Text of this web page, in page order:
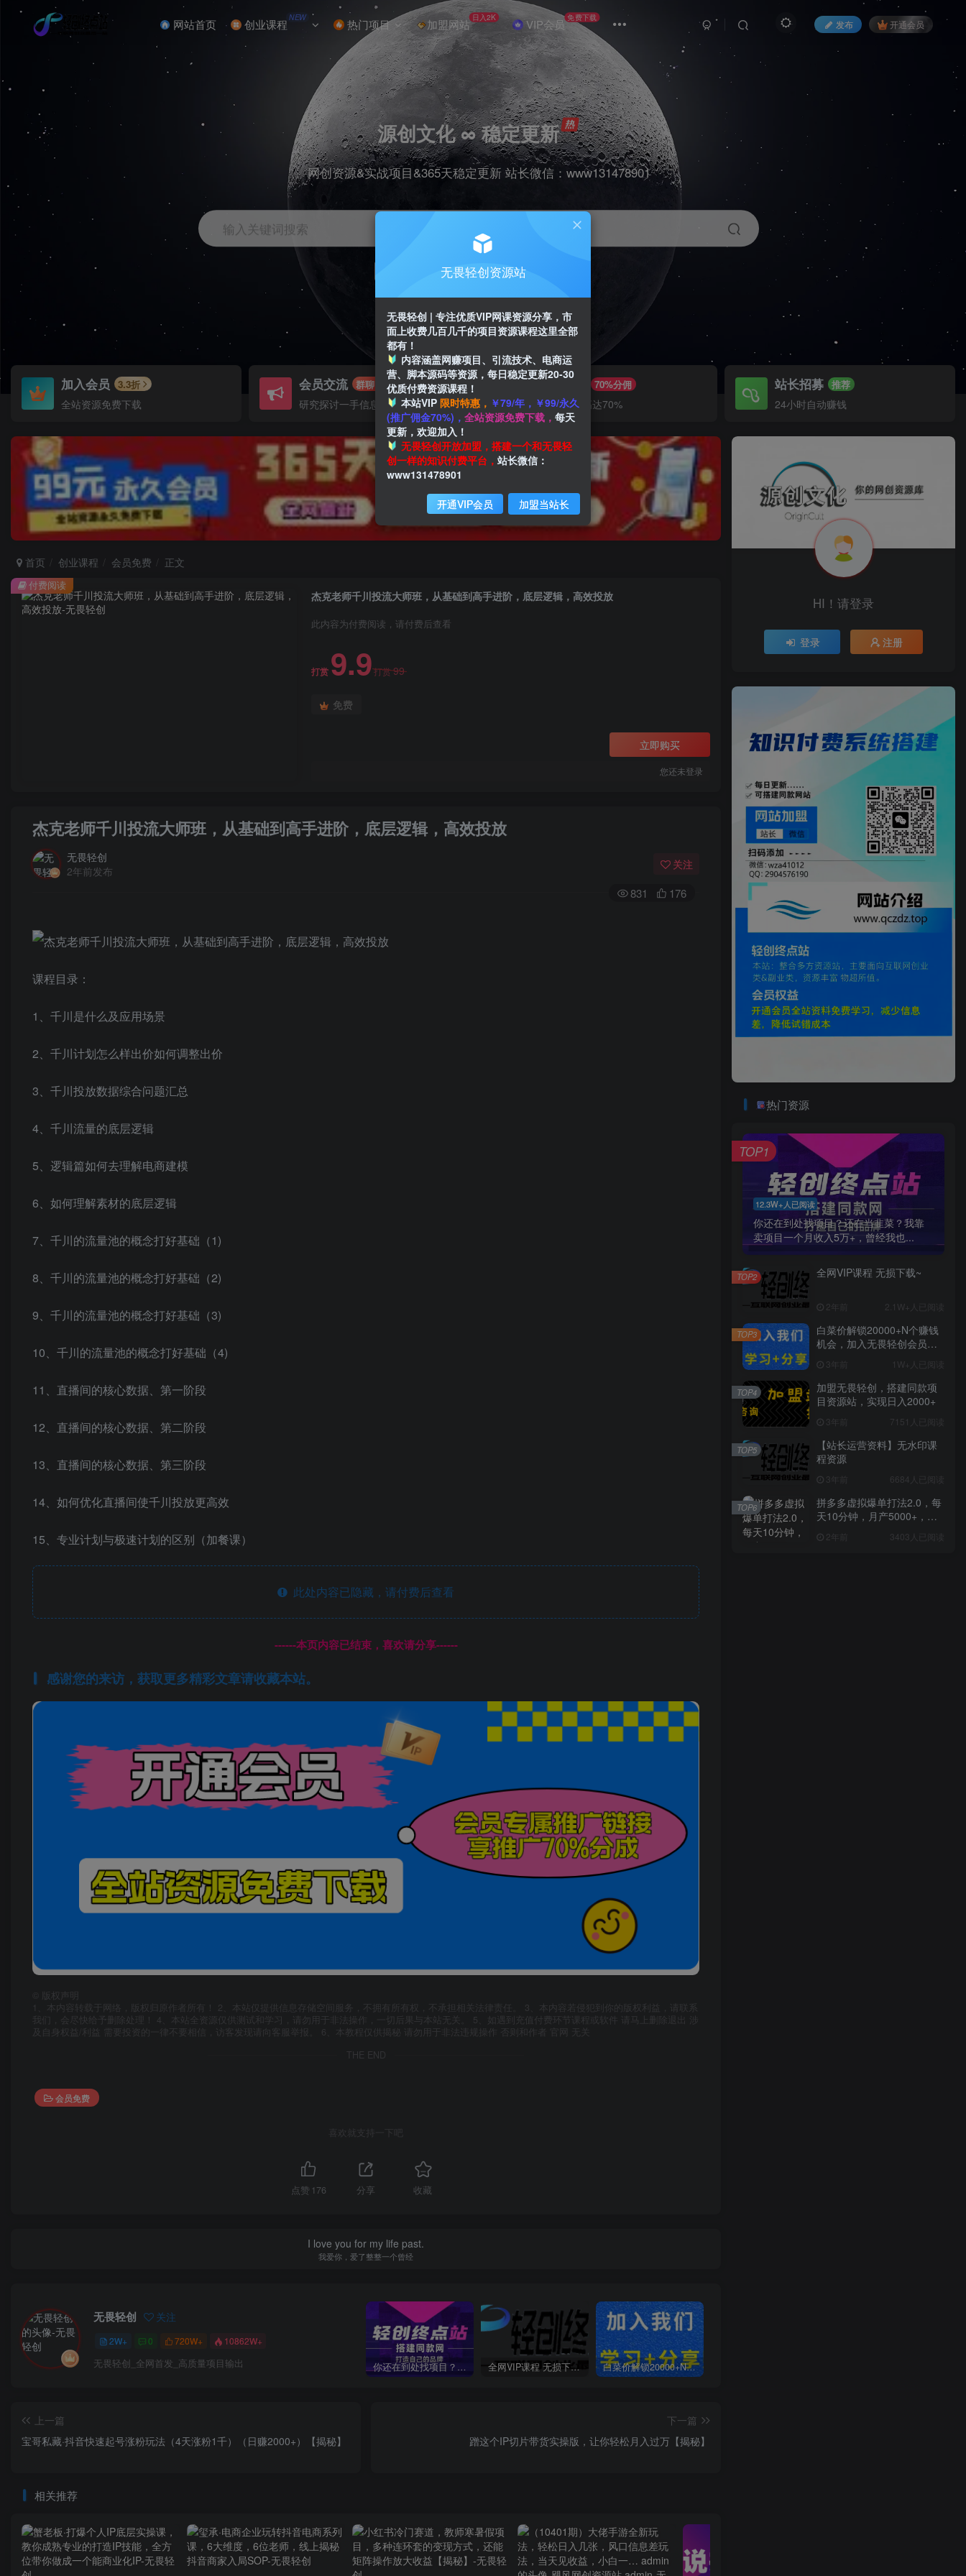
网站首页 创业课程 NEW 热门项目 加盟网站 日入2K VIP会员 免费下载
发布 开通会员
源创文化 ∞ 稳定更新
网创资源&实战项目&365天稳定更新 站长微信：www131478901
输入关键词搜索
引流 剪辑 短视频
加入会员 3.3折
全站资源免费下载
会员交流 群聊
研究探讨一手信息差
推广赚钱 70%分佣
推广返佣高达70%
站长招募 推荐
24小时自动赚钱
首页 创业课程 会员免费 正文
杰克老师千川投流大师班，从基础到高手进阶，底层逻辑，高效投放
此内容为付费阅读，请付费后查看
打赏 9.9打赏99
免费
立即购买
您还未登录
付费阅读
杰克老师千川投流大师班，从基础到高手进阶，底层逻辑，高效投放
无畏轻创
2年前发布
关注
831 176
课程目录：
1、千川是什么及应用场景
2、千川计划怎么样出价如何调整出价
3、千川投放数据综合问题汇总
4、千川流量的底层逻辑
5、逻辑篇如何去理解电商建模
6、如何理解素材的底层逻辑
7、千川的流量池的概念打好基础（1)
8、千川的流量池的概念打好基础（2)
9、千川的流量池的概念打好基础（3)
10、千川的流量池的概念打好基础（4)
11、直播间的核心数据、第一阶段
12、直播间的核心数据、第二阶段
13、直播间的核心数据、第三阶段
14、如何优化直播间使千川投放更高效
15、专业计划与极速计划的区别（加餐课）
此处内容已隐藏，请付费后查看
------本页内容已结束，喜欢请分享------
感谢您的来访，获取更多精彩文章请收藏本站。
版权声明
1、本内容转载于网络，版权归原作者所有！ 2、本站仅提供信息存储空间服务，不拥有所有权，不承担相关法律责任。 3、本内容若侵犯到你的版权利益，请联系
我们，会尽快给予删除处理！ 4、本站全资源仅供测试和学习，请勿用于非法操作，一切后果与本站无关。 5、如遇到充值付费环节课程或软件 请马上删除退出 涉
及自身权益/利益 需要投资的一律不要相信，访客发现请向客服举报。 6、本教程仅供揭秘 请勿用于非法违规操作 否则和作者 官网 无关
THE END
会员免费
喜欢就支持一下吧
点赞 176 分享 收藏
I love you for my life past.
我爱你，爱了整整一个曾经
无畏轻创 关注
2W+ 0 720W+ 10862W+
无畏轻创_全网首发_高质量项目输出 你还在到处找项目？还在当韭菜？我靠卖项目一个月收入5万+，曾经我也是个失败者。 全网VIP课程 无损下载~ 白菜价解锁20000+N个赚钱机会，加入无畏轻创会员，全站资源免费学习。
上一篇
宝哥私藏·抖音快速起号涨粉玩法（4天涨粉1千）（日赚2000+）【揭秘】
下一篇
蹭这个IP切片带货实操版，让你轻松月入过万【揭秘】
相关推荐
HI！请登录
登录 注册
热门资源
12.3W+人已阅读
你还在到处找项目？还在当韭菜？我靠
卖项目一个月收入5万+，曾经我也...
TOP1
全网VIP课程 无损下载~
2年前 2.1W+人已阅读
TOP2
白菜价解锁20000+N个赚钱
机会，加入无畏轻创会员，
3年前 1W+人已阅读
TOP3
加盟无畏轻创，搭建同款项
目资源站，实现日入2000+
3年前 7151人已阅读
TOP4
【站长运营资料】无水印课
程资源
3年前 6684人已阅读
TOP5
拼多多虚拟爆单打法2.0，每
天10分钟，月产5000+，从0
2年前 3403人已阅读
TOP6
无畏轻创资源站
无畏轻创 | 专注优质VIP网课资源分享，市
面上收费几百几千的项目资源课程这里全部
都有！
内容涵盖网赚项目、引流技术、电商运
营、脚本源码等资源，每日稳定更新20-30
优质付费资源课程！
本站VIP 限时特惠， ￥79/年，￥99/永久
(推广佣金70%)， 全站资源免费下载， 每天
更新，欢迎加入！
无畏轻创开放加盟，搭建一个和无畏轻
创一样的知识付费平台， 站长微信：
www131478901
开通VIP会员 加盟当站长